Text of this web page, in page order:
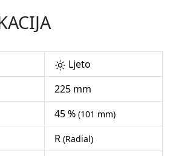
Ljeto
225 mm
45 % (101 mm)
R (Radial)